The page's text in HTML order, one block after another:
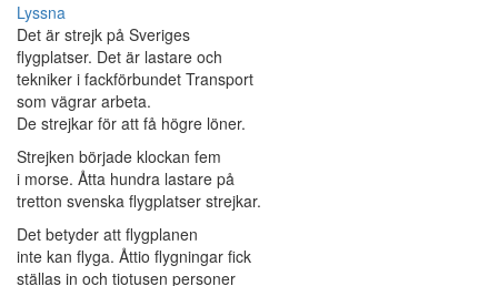
Lyssna
Det är strejk på Sveriges
flygplatser. Det är lastare och
tekniker i fackförbundet Transport
som vägrar arbeta.
De strejkar för att få högre löner.
Strejken började klockan fem
i morse. Åtta hundra lastare på
tretton svenska flygplatser strejkar.
Det betyder att flygplanen
inte kan flyga. Åttio flygningar fick
ställas in och tiotusen personer